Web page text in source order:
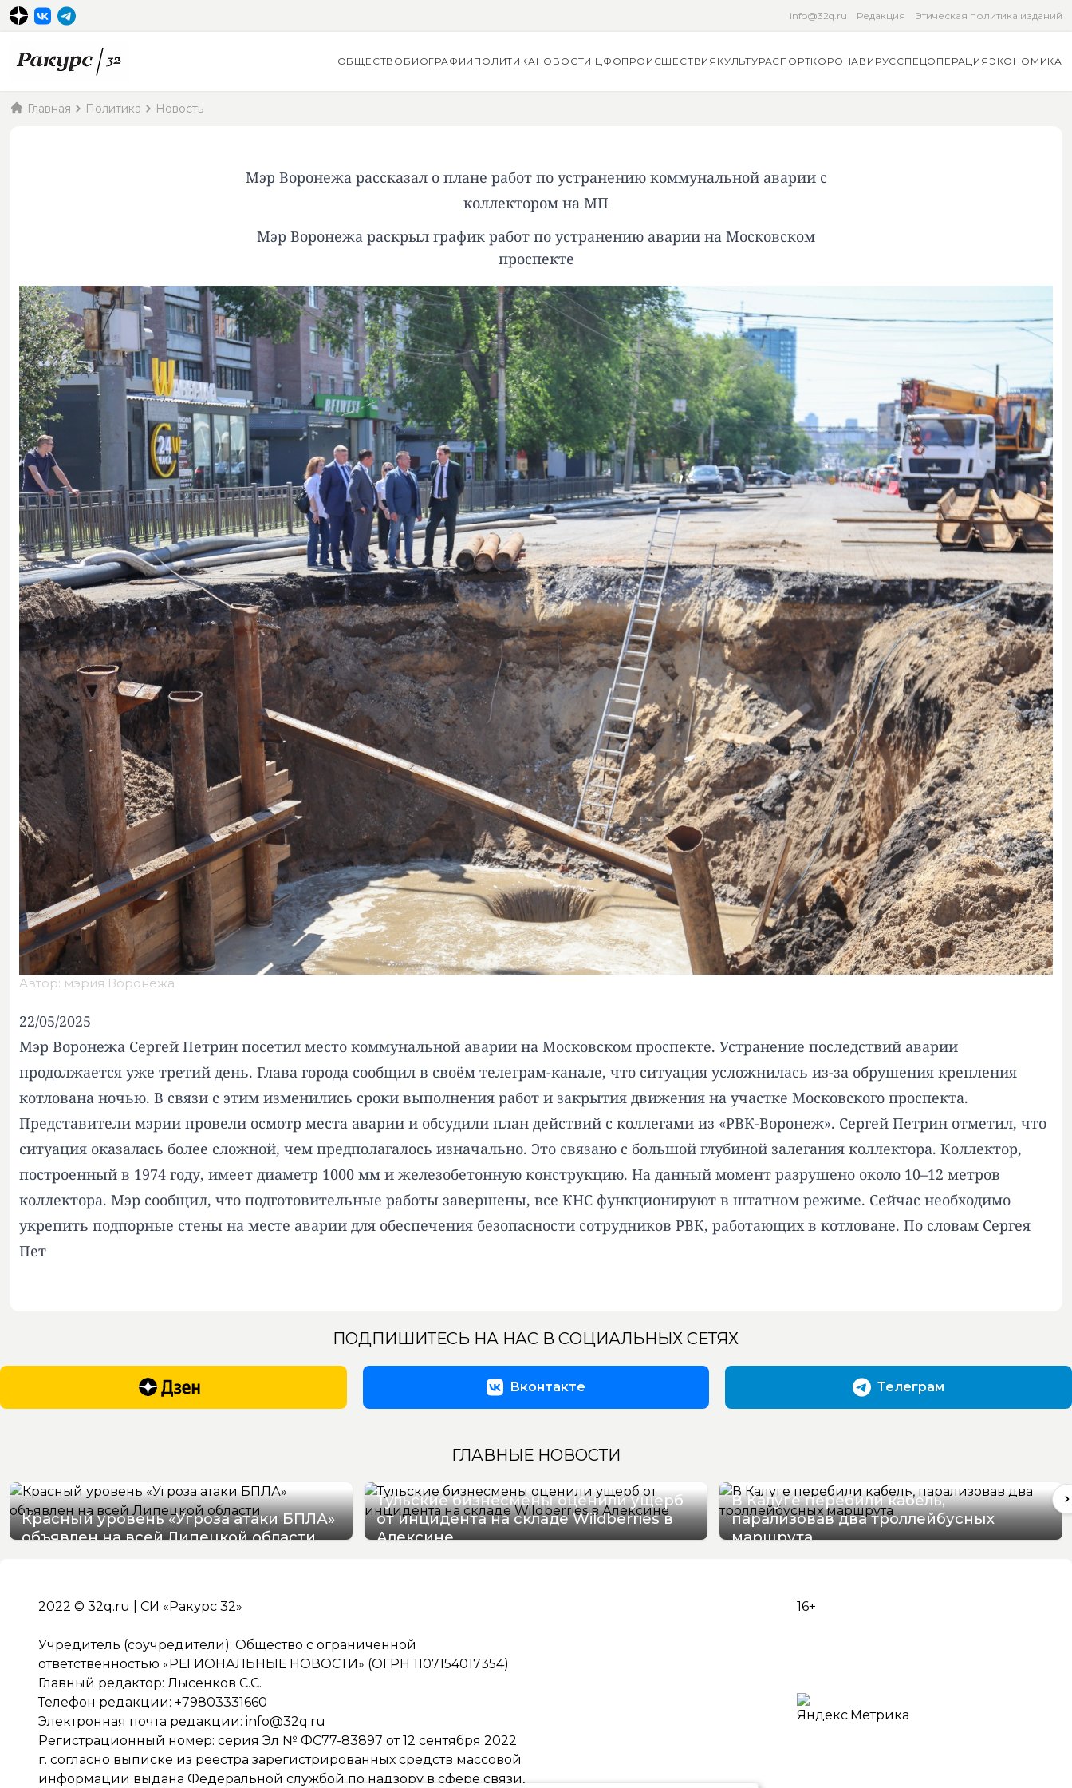
info@32q.ru Редакция Этическая политика изданий
ОБЩЕСТВО БИОГРАФИИ ПОЛИТИКАНОВОСТИ ЦФОПРОИСШЕСТВИЯ КУЛЬТУРАСПОРТКОРОНАВИРУССПЕЦОПЕРАЦИЯЭКОНОМИКА
Главная Политика Новость
Мэр Воронежа рассказал о плане работ по устранению коммунальной аварии с
коллектором на МП
Мэр Воронежа раскрыл график работ по устранению аварии на Московском
проспекте
Автор: мэрия Воронежа
22/05/2025
Мэр Воронежа Сергей Петрин посетил место коммунальной аварии на Московском проспекте. Устранение последствий аварии
продолжается уже третий день. Глава города сообщил в своём телеграм-канале, что ситуация усложнилась из-за обрушения крепления
котлована ночью. В связи с этим изменились сроки выполнения работ и закрытия движения на участке Московского проспекта.
Представители мэрии провели осмотр места аварии и обсудили план действий с коллегами из «РВК-Воронеж». Сергей Петрин отметил, что
ситуация оказалась более сложной, чем предполагалось изначально. Это связано с большой глубиной залегания коллектора. Коллектор,
построенный в 1974 году, имеет диаметр 1000 мм и железобетонную конструкцию. На данный момент разрушено около 10–12 метров
коллектора. Мэр сообщил, что подготовительные работы завершены, все КНС функционируют в штатном режиме. Сейчас необходимо
укрепить подпорные стены на месте аварии для обеспечения безопасности сотрудников РВК, работающих в котловане. По словам Сергея
Пет
ПОДПИШИТЕСЬ НА НАС В СОЦИАЛЬНЫХ СЕТЯХ
Вконтакте Телеграм
ГЛАВНЫЕ НОВОСТИ
Красный уровень «Угроза атаки БПЛА»
объявлен на всей Липецкой области
Тульские бизнесмены оценили ущерб
от инцидента на складе Wildberries в
Алексине
В Калуге перебили кабель,
парализовав два троллейбусных
маршрута
2022 © 32q.ru | СИ «Ракурс 32»
Учредитель (соучредители): Общество с ограниченной
ответственностью «РЕГИОНАЛЬНЫЕ НОВОСТИ» (ОГРН 1107154017354)
Главный редактор: Лысенков С.С.
Телефон редакции: +79803331660
Электронная почта редакции: info@32q.ru
Регистрационный номер: серия Эл № ФС77-83897 от 12 сентября 2022
г. согласно выписке из реестра зарегистрированных средств массовой
информации выдана Федеральной службой по надзору в сфере связи,
16+